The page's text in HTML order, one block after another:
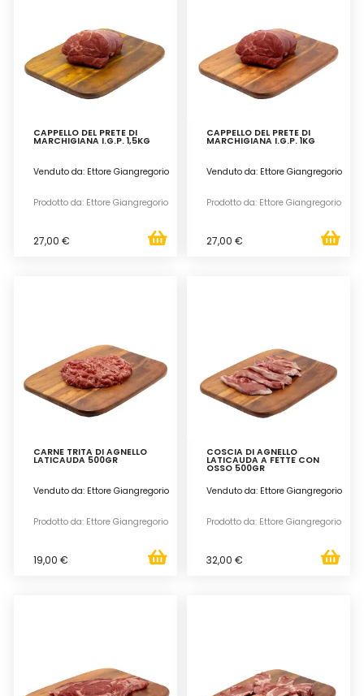
CAPPELLO DEL PRETE DI
MARCHIGIANA I.G.P. 1,5KG
Venduto da: Ettore Giangregorio
Prodotto da: Ettore Giangregorio
27,00 €
CAPPELLO DEL PRETE DI
MARCHIGIANA I.G.P. 1KG
Venduto da: Ettore Giangregorio
Prodotto da: Ettore Giangregorio
27,00 €
CARNE TRITA DI AGNELLO
LATICAUDA 500GR
Venduto da: Ettore Giangregorio
Prodotto da: Ettore Giangregorio
19,00 €
COSCIA DI AGNELLO
LATICAUDA A FETTE CON
OSSO 500GR
Venduto da: Ettore Giangregorio
Prodotto da: Ettore Giangregorio
32,00 €